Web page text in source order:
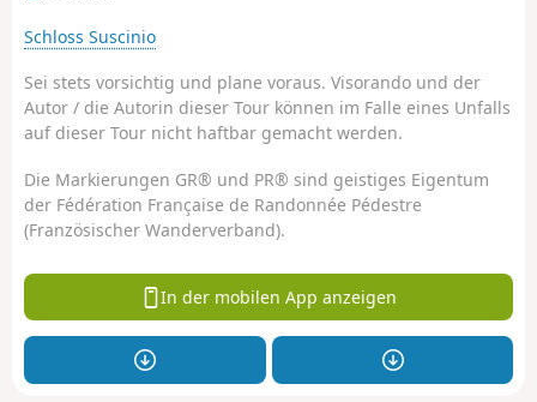
Schloss Suscinio
Sei stets vorsichtig und plane voraus. Visorando und der
Autor / die Autorin dieser Tour können im Falle eines Unfalls
auf dieser Tour nicht haftbar gemacht werden.
Die Markierungen GR® und PR® sind geistiges Eigentum
der Fédération Française de Randonnée Pédestre
(Französischer Wanderverband).
In der mobilen App anzeigen